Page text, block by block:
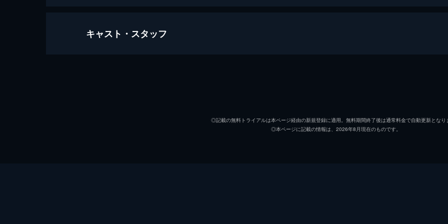
ドリームプラン
キャスト・スタッフ
ビーナス・ウィリアムズ
◎記載の無料トライアルは本ページ経由の新規登録に適用。無料期間終了後は通常料金で自動更新となり
◎本ページに記載の情報は、2026年8月現在のものです。